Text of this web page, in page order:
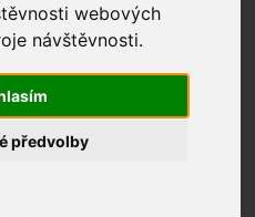
webových
návštěvnosti.
předvolby